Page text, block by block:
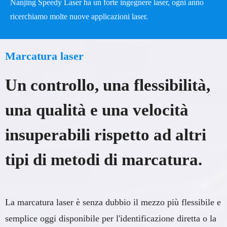
AL
A
Nanjing Speedy Laser ha un forte ingegnere laser, ogni anno
ricerchiamo molte nuove applicazioni laser.
Marcatura laser
Un controllo, una flessibilità,
una qualità e una velocità
insuperabili rispetto ad altri
tipi di metodi di marcatura.
La marcatura laser è senza dubbio il mezzo più flessibile e
semplice oggi disponibile per l'identificazione diretta o la